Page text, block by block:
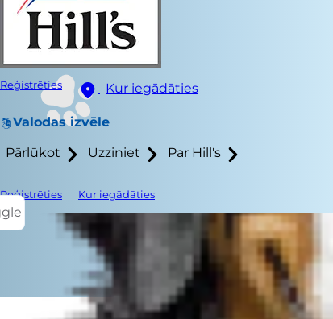
Reģistrēties Kur iegādāties
Valodas izvēle
Pārlūkot Uzziniet Par Hill's
Reģistrēties Kur iegādāties